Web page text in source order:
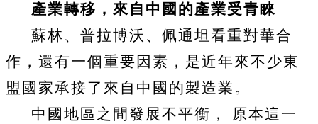
產業轉移，來自中國的產業受青睞
蘇林、普拉博沃、佩通坦看重對華合
作，還有一個重要因素，是近年來不少東
盟國家承接了來自中國的製造業。
中國地區之間發展不平衡，
原本這一